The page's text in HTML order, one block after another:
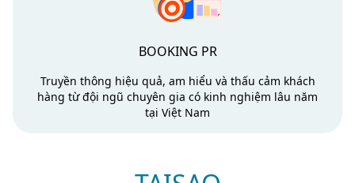
BOOKING PR
Truyền thông hiệu quả, am hiểu và thấu cảm khách
hàng từ đội ngũ chuyên gia có kinh nghiệm lâu năm
tại Việt Nam